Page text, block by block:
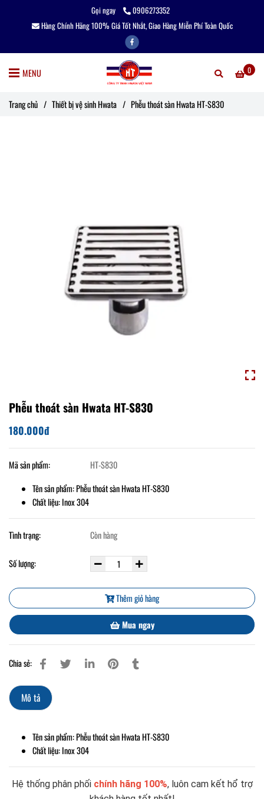
Gọi ngay
0906273352
Hàng Chính Hãng 100% Giá Tốt Nhắt, Giao Hàng Miễn Phí Toàn Quốc
0
MENU
Trang chủ / Thiết bị vệ sinh Hwata / Phễu thoát sàn Hwata HT-S830
Phễu thoát sàn Hwata HT-S830
180.000đ
Mã sản phẩm:
HT-S830
Tên sản phẩm: Phễu thoát sàn Hwata HT-S830
Chất liệu: Inox 304
Tình trạng: Còn hàng
Số lượng:
Thêm giỏ hàng
Mua ngay
Chia sẻ:
Mô tả
Tên sản phẩm: Phễu thoát sàn Hwata HT-S830
Chất liệu: Inox 304
Hệ thống phân phối chính hãng 100%, luôn cam kết hổ trợ